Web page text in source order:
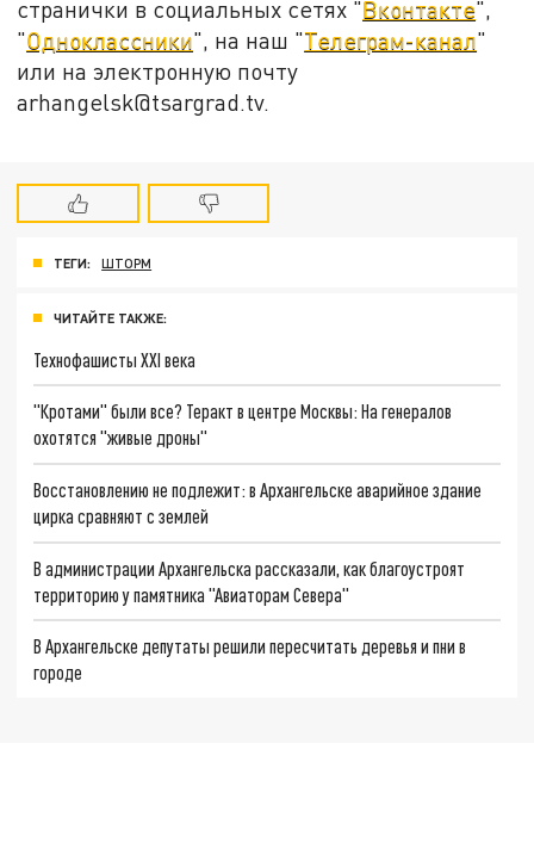
странички в социальных сетях "Вконтакте",
"Одноклассники", на наш "Телеграм-канал"
или на электронную почту
arhangelsk@tsargrad.tv.
ТЕГИ: ШТОРМ
ЧИТАЙТЕ ТАКЖЕ:
Технофашисты XXI века
"Кротами" были все? Теракт в центре Москвы: На генералов
охотятся "живые дроны"
Восстановлению не подлежит: в Архангельске аварийное здание
цирка сравняют с землей
В администрации Архангельска рассказали, как благоустроят
территорию у памятника "Авиаторам Севера"
В Архангельске депутаты решили пересчитать деревья и пни в
городе